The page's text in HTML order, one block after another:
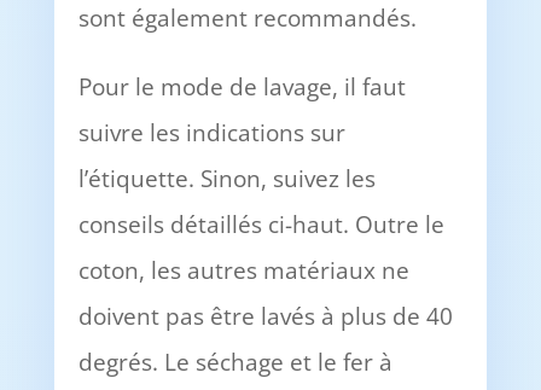
sont également recommandés.
Pour le mode de lavage, il faut
suivre les indications sur
l’étiquette. Sinon, suivez les
conseils détaillés ci-haut. Outre le
coton, les autres matériaux ne
doivent pas être lavés à plus de 40
degrés. Le séchage et le fer à